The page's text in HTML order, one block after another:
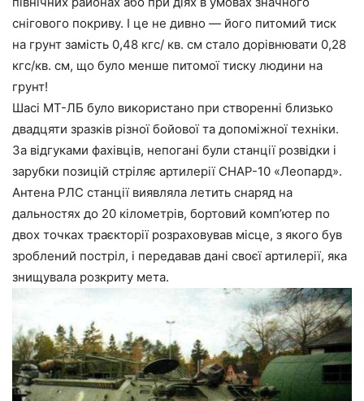
снігового покриву. І це не дивно — його питомий тиск
на грунт замість 0,48 кгс/ кв. см стало дорівнювати 0,28
кгс/кв. см, що було менше питомої тиску людини на
грунт!
Шасі МТ-ЛБ було використано при створенні близько
двадцяти зразків різної бойової та допоміжної техніки.
За відгуками фахівців, непогані були станції розвідки і
зарубки позицій стріляє артилерії CHAP-10 «Леопард».
Антена РЛС станції виявляла летить снаряд на
дальностях до 20 кілометрів, бортовий комп’ютер по
двох точках траєкторії розраховував місце, з якого був
зроблений постріл, і передавав дані своєї артилерії, яка
знищувала розкриту мета.